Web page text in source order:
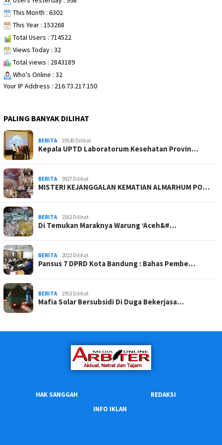
This Month : 6302
This Year : 153268
Total Users : 714522
Views Today : 32
Total views : 2843189
Who's Online : 32
Your IP Address : 216.73.217.150
PALING BANYAK DILIHAT
BERITA 19530 Dilihat
Kepala UPTD Laboratorum Kesehatan Provin…
BERITA 5927 Dilihat
MISTERI KEJANGGALAN KEMATIAN ALMARHUM PO…
BERITA 2162 Dilihat
Di Temukan Maraknya Warung ‘Aceh&#…
BERITA 2022 Dilihat
Pansus 7 DPRD Kota Bandung : Bahas Pembe…
BERITA 1953 Dilihat
Mafia Solar Bersubsidi Di Duga Bekerjasa…
HAK SANGGAH
REDAKSI
INFO IKLAN